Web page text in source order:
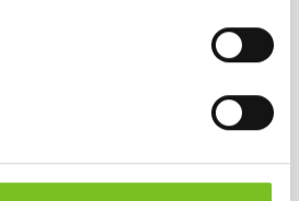
*Refills 24 h 100 stk
(Transparant)